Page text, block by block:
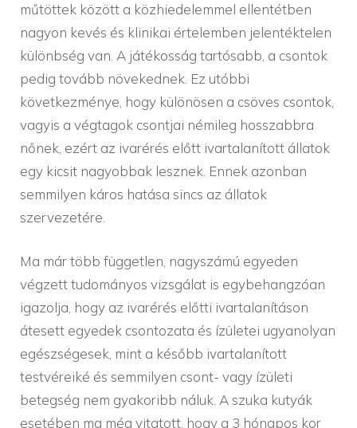
műtöttek között a közhiedelemmel ellentétben
nagyon kevés és klinikai értelemben jelentéktelen
különbség van. A játékosság tartósabb, a csontok
pedig tovább növekednek. Ez utóbbi
következménye, hogy különösen a csöves csontok,
vagyis a végtagok csontjai némileg hosszabbra
nőnek, ezért az ivarérés előtt ivartalanított állatok
egy kicsit nagyobbak lesznek. Ennek azonban
semmilyen káros hatása sincs az állatok
szervezetére.
Ma már több független, nagyszámú egyeden
végzett tudományos vizsgálat is egybehangzóan
igazolja, hogy az ivarérés előtti ivartalanításon
átesett egyedek csontozata és ízületei ugyanolyan
egészségesek, mint a később ivartalanított
testvéreiké és semmilyen csont- vagy ízületi
betegség nem gyakoribb náluk. A szuka kutyák
esetében ma még vitatott, hogy a 3 hónapos kor